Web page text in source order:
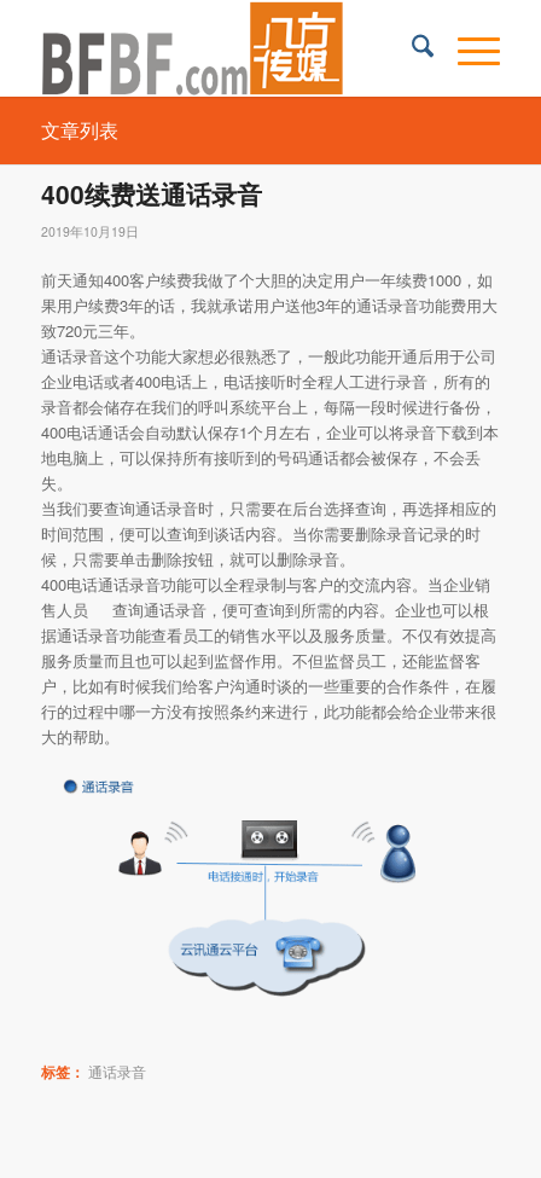
文章列表
400续费送通话录音
2019年10月19日
前天通知400客户续费我做了个大胆的决定用户一年续费1000，如
果用户续费3年的话，我就承诺用户送他3年的通话录音功能费用大
致720元三年。
通话录音这个功能大家想必很熟悉了，一般此功能开通后用于公司
企业电话或者400电话上，电话接听时全程人工进行录音，所有的
录音都会储存在我们的呼叫系统平台上，每隔一段时候进行备份，
400电话通话会自动默认保存1个月左右，企业可以将录音下载到本
地电脑上，可以保持所有接听到的号码通话都会被保存，不会丢
失。
当我们要查询通话录音时，只需要在后台选择查询，再选择相应的
时间范围，便可以查询到谈话内容。当你需要删除录音记录的时
候，只需要单击删除按钮，就可以删除录音。
400电话通话录音功能可以全程录制与客户的交流内容。当企业销
售人员 查询通话录音，便可查询到所需的内容。企业也可以根
据通话录音功能查看员工的销售水平以及服务质量。不仅有效提高
服务质量而且也可以起到监督作用。不但监督员工，还能监督客
户，比如有时候我们给客户沟通时谈的一些重要的合作条件，在履
行的过程中哪一方没有按照条约来进行，此功能都会给企业带来很
大的帮助。
标签： 通话录音